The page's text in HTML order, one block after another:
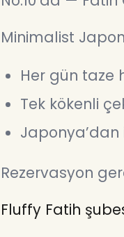
Minimalist
Her gün taze
Tek kökenli
Japonya’dan
Rezervasyon
Fluffy Fatih